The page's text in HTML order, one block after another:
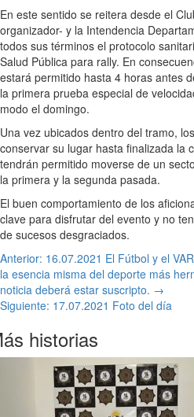
En este sentido se reitera desde el
organizador- y la Intendencia
todos sus términos el protocolo
Salud Pública para rally. En
estará permitido hasta 4 horas antes
la primera prueba especial de
modo el domingo.
Una vez ubicados dentro del tramo,
conservar su lugar hasta finalizada la
tendrán permitido moverse de un
la primera y la segunda pasada.
El buen comportamiento de los
clave para disfrutar del evento y no
de sucesos desgraciados.
Navegación
de
entradas
Anterior: 16.07.2021 El Fútbol y el
la esencia misma del deporte más
noticia deberá estar suscripto. →
Siguiente: 17.07.2021 Foto del día
historias